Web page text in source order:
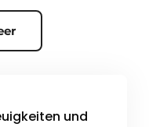
und